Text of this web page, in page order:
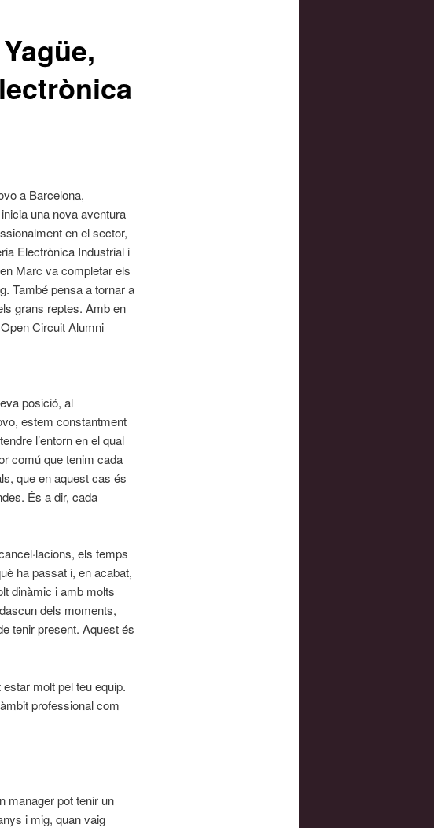
a Barcelona,
una nova aventura
en el sector,
Electrònica Industrial i
Marc va completar els
També pensa a tornar a
grans reptes. Amb en
Circuit Alumni
posició, al
estem constantment
l’entorn en el qual
comú que tenim cada
que en aquest cas és
És a dir, cada
els temps
ha passat i, en acabat,
dinàmic i amb molts
dels moments,
tenir present. Aquest és
molt pel teu equip.
professional com
manager pot tenir un
i mig, quan vaig